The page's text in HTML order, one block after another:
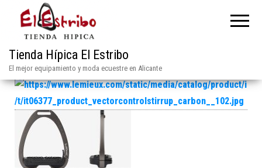
Tienda Hípica El Estribo
El mejor equipamiento y moda ecuestre en Alicante